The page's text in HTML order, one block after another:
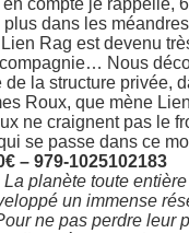
dans les
Rag est devenu
Nous
la structure privée,
Roux, que mène
ne craignent pas le
se passe dans ce
– 979-1025102183
planète toute
un immense
ne pas perdre leur